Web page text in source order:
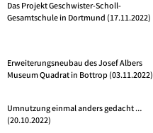
Das Projekt Geschwister-Scholl-
Gesamtschule in Dortmund (17.11.2022)
Erweiterungsneubau des Josef Albers
Museum Quadrat in Bottrop (03.11.2022)
Umnutzung einmal anders gedacht …
(20.10.2022)